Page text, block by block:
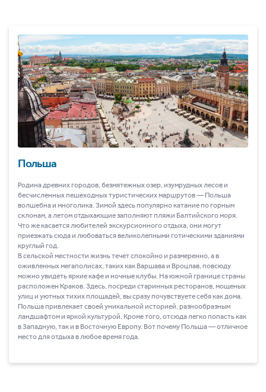
Польша
Родина древних городов, безмятежных озер, изумрудных лесов и
бесчисленных пешеходных туристических маршрутов ― Польша
волшебна и многолика. Зимой здесь популярно катание по горным
склонам, а летом отдыхающие заполняют пляжи Балтийского моря.
Что же касается любителей экскурсионного отдыха, они могут
приезжать сюда и любоваться великолепными готическими зданиями
круглый год.
В сельской местности жизнь течет спокойно и размеренно, а в
оживленных мегаполисах, таких как Варшава и Вроцлав, повсюду
можно увидеть яркие кафе и ночные клубы. На южной границе страны
расположен Краков. Здесь, посреди старинных ресторанов, мощеных
улиц и уютных тихих площадей, вы сразу почувствуете себя как дома.
Польша привлекает своей уникальной историей, разнообразным
ландшафтом и яркой культурой. Кроме того, отсюда легко попасть как
в Западную, так и в Восточную Европу. Вот почему Польша ― отличное
место для отдыха в любое время года.